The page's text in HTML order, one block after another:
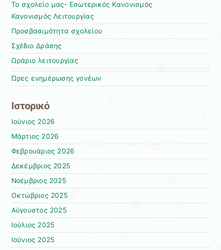
Το σχολείο μας- Εσωτερικός Κανονισμός
Κανονισμός Λειτουργίας
Προσβασιμότητα σχολείου
Σχέδιο Δράσης
Ωράριο λειτουργίας
Ώρες ενημέρωσης γονέων
Ιστορικό
Ιούνιος 2026
Μάρτιος 2026
Φεβρουάριος 2026
Δεκέμβριος 2025
Νοέμβριος 2025
Οκτώβριος 2025
Αύγουστος 2025
Ιούλιος 2025
Ιούνιος 2025